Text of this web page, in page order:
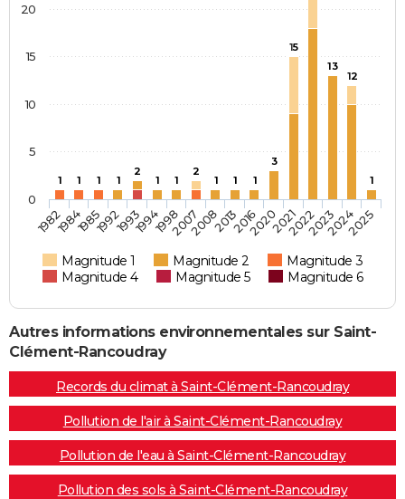
1 1 1 1
2
1 1
2
1 1 1
3
15
13
12
1
Magnitude 1 Magnitude 2
Magnitude 3
Magnitude 4
Magnitude 5 Magnitude 6
19821984198519921993199419982007200820132016202020212022202320242025
0
5
10
15
20
Autres informations environnementales sur Saint-
Clément-Rancoudray
Records du climat à Saint-Clément-Rancoudray
Pollution de l'air à Saint-Clément-Rancoudray
Pollution de l'eau à Saint-Clément-Rancoudray
Pollution des sols à Saint-Clément-Rancoudray